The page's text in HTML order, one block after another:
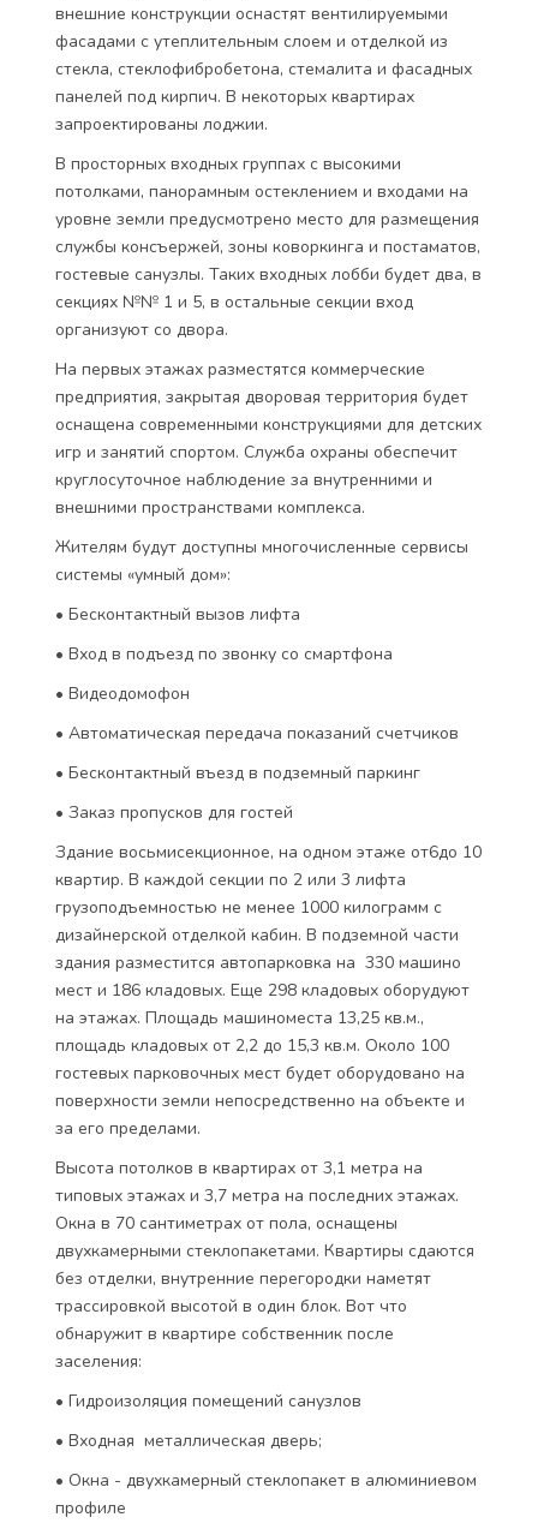
внешние конструкции оснастят вентилируемыми
фасадами с утеплительным слоем и отделкой из
стекла, стеклофибробетона, стемалита и фасадных
панелей под кирпич. В некоторых квартирах
запроектированы лоджии.
В просторных входных группах с высокими
потолками, панорамным остеклением и входами на
уровне земли предусмотрено место для размещения
службы консъержей, зоны коворкинга и постаматов,
гостевые санузлы. Таких входных лобби будет два, в
секциях №№ 1 и 5, в остальные секции вход
организуют со двора.
На первых этажах разместятся коммерческие
предприятия, закрытая дворовая территория будет
оснащена современными конструкциями для детских
игр и занятий спортом. Служба охраны обеспечит
круглосуточное наблюдение за внутренними и
внешними пространствами комплекса.
Жителям будут доступны многочисленные сервисы
системы «умный дом»:
• Бесконтактный вызов лифта
• Вход в подъезд по звонку со смартфона
• Видеодомофон
• Автоматическая передача показаний счетчиков
• Бесконтактный въезд в подземный паркинг
• Заказ пропусков для гостей
Здание восьмисекционное, на одном этаже от6до 10
квартир. В каждой секции по 2 или 3 лифта
грузоподъемностью не менее 1000 килограмм с
дизайнерской отделкой кабин. В подземной части
здания разместится автопарковка на 330 машино
мест и 186 кладовых. Еще 298 кладовых оборудуют
на этажах. Площадь машиноместа 13,25 кв.м.,
площадь кладовых от 2,2 до 15,3 кв.м. Около 100
гостевых парковочных мест будет оборудовано на
поверхности земли непосредственно на объекте и
за его пределами.
Высота потолков в квартирах от 3,1 метра на
типовых этажах и 3,7 метра на последних этажах.
Окна в 70 сантиметрах от пола, оснащены
двухкамерными стеклопакетами. Квартиры сдаются
без отделки, внутренние перегородки наметят
трассировкой высотой в один блок. Вот что
обнаружит в квартире собственник после
заселения:
• Гидроизоляция помещений санузлов
• Входная металлическая дверь;
• Окна - двухкамерный стеклопакет в алюминиевом
профиле